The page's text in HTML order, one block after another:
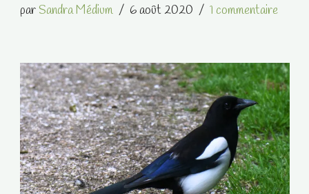
par Sandra Médium 6 août 2020 1 commentaire